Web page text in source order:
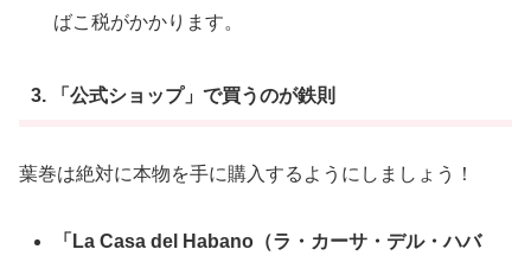
ばこ税がかかります。
3. 「公式ショップ」で買うのが鉄則
葉巻は絶対に本物を手に購入するようにしましょう！
「La Casa del Habano（ラ・カーサ・デル・ハバ